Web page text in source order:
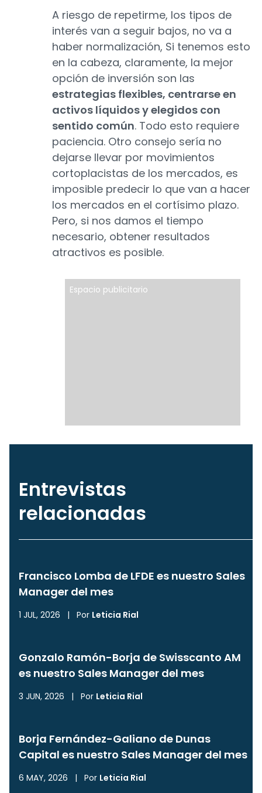
A riesgo de repetirme, los tipos de
interés van a seguir bajos, no va a
haber normalización, Si tenemos esto
en la cabeza, claramente, la mejor
opción de inversión son las
estrategias flexibles, centrarse en
activos líquidos y elegidos con
sentido común. Todo esto requiere
paciencia. Otro consejo sería no
dejarse llevar por movimientos
cortoplacistas de los mercados, es
imposible predecir lo que van a hacer
los mercados en el cortísimo plazo.
Pero, si nos damos el tiempo
necesario, obtener resultados
atractivos es posible.
Espacio publicitario
Entrevistas
relacionadas
Francisco Lomba de LFDE es nuestro Sales
Manager del mes
1 JUL, 2026 | Por Leticia Rial
Gonzalo Ramón-Borja de Swisscanto AM
es nuestro Sales Manager del mes
3 JUN, 2026 | Por Leticia Rial
Borja Fernández-Galiano de Dunas
Capital es nuestro Sales Manager del mes
6 MAY, 2026 | Por Leticia Rial